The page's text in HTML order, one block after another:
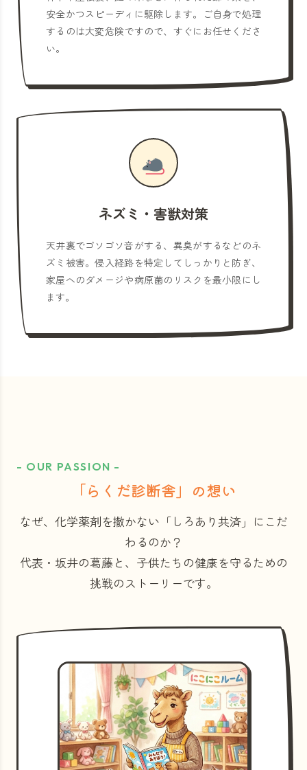
安全かつスピーディに駆除します。ご自身で処理
するのは大変危険ですので、すぐにお任せくださ
い。
ネズミ・害獣対策
天井裏でゴソゴソ音がする、異臭がするなどのネ
ズミ被害。侵入経路を特定してしっかりと防ぎ、
家屋へのダメージや病原菌のリスクを最小限にし
ます。
- OUR PASSION -
「らくだ診断舎」の想い
なぜ、化学薬剤を撒かない「しろあり共済」にこだ
わるのか？
代表・坂井の葛藤と、子供たちの健康を守るための
挑戦のストーリーです。